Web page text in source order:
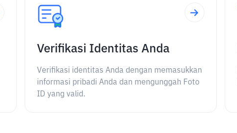
Verifikasi Identitas Anda
Verifikasi identitas Anda dengan memasukkan
informasi pribadi Anda dan mengunggah Foto
ID yang valid.